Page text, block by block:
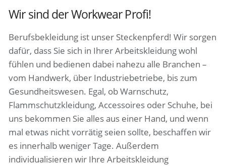
Wir sind der Workwear Profi!
Berufsbekleidung ist unser Steckenpferd! Wir sorgen
dafür, dass Sie sich in Ihrer Arbeitskleidung wohl
fühlen und bedienen dabei nahezu alle Branchen –
vom Handwerk, über Industriebetriebe, bis zum
Gesundheitswesen. Egal, ob Warnschutz,
Flammschutzkleidung, Accessoires oder Schuhe, bei
uns bekommen Sie alles aus einer Hand, und wenn
mal etwas nicht vorrätig seien sollte, beschaffen wir
es innerhalb weniger Tage. Außerdem
individualisieren wir Ihre Arbeitskleidung